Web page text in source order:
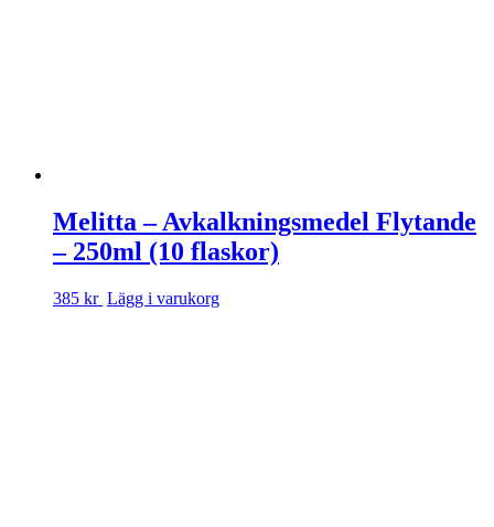
Melitta – Avkalkningsmedel Flytande
– 250ml (10 flaskor)
385 kr Lägg i varukorg